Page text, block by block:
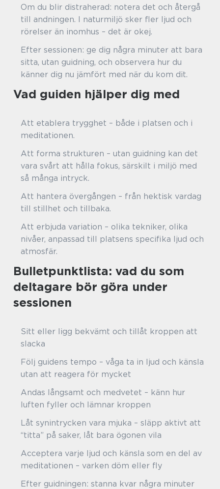
Om du blir distraherad: notera det och återgå
till andningen. I naturmiljö sker fler ljud och
rörelser än inomhus – det är okej.
Efter sessionen: ge dig några minuter att bara
sitta, utan guidning, och observera hur du
känner dig nu jämfört med när du kom dit.
Vad guiden hjälper dig med
Att etablera trygghet – både i platsen och i
meditationen.
Att forma strukturen – utan guidning kan det
vara svårt att hålla fokus, särskilt i miljö med
så många intryck.
Att hantera övergången – från hektisk vardag
till stillhet och tillbaka.
Att erbjuda variation – olika tekniker, olika
nivåer, anpassad till platsens specifika ljud och
atmosfär.
Bulletpunktlista: vad du som
deltagare bör göra under
sessionen
Sitt eller ligg bekvämt och tillåt kroppen att
slacka
Följ guidens tempo – våga ta in ljud och känsla
utan att reagera för mycket
Andas långsamt och medvetet – känn hur
luften fyller och lämnar kroppen
Låt synintrycken vara mjuka – släpp aktivt att
“titta” på saker, låt bara ögonen vila
Acceptera varje ljud och känsla som en del av
meditationen – varken döm eller fly
Efter guidningen: stanna kvar några minuter